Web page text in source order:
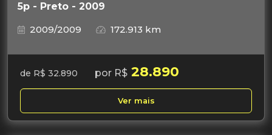
5p - Preto - 2009
2009/2009
172.913 km
de R$ 32.890 por R$ 28.890
Ver mais